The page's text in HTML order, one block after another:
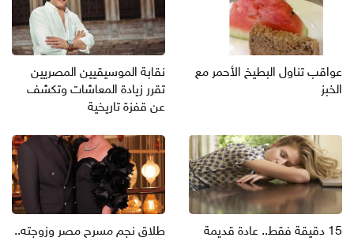
عواقب تناول البطيخ الأحمر مع
الخبز
نقابة الموسيقيين المصريين
تقرر زيادة المعاشات وتكشف
عن قفزة تاريخية
15 دقيقة فقط.. عادة قديمة
طلاق نجم مسرح مصر وزوجته..